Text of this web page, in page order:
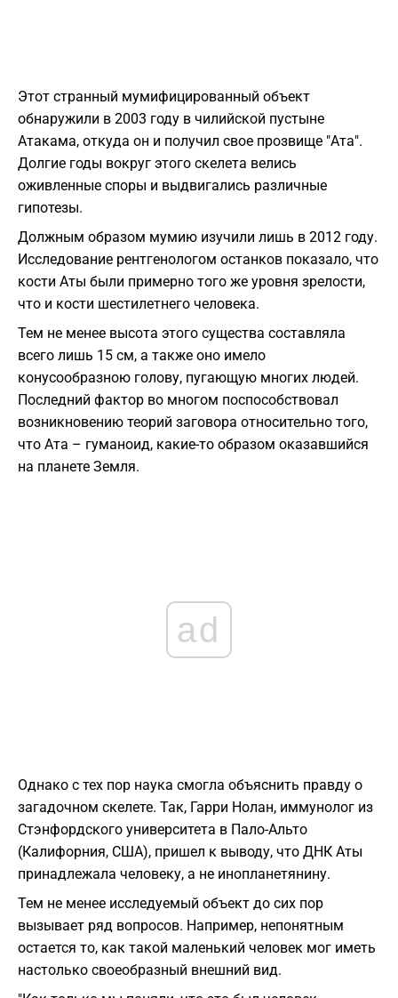
Этот странный мумифицированный объект
обнаружили в 2003 году в чилийской пустыне
Атакама, откуда он и получил свое прозвище "Ата".
Долгие годы вокруг этого скелета велись
оживленные споры и выдвигались различные
гипотезы.
Должным образом мумию изучили лишь в 2012 году.
Исследование рентгенологом останков показало, что
кости Аты были примерно того же уровня зрелости,
что и кости шестилетнего человека.
Тем не менее высота этого существа составляла
всего лишь 15 см, а также оно имело
конусообразною голову, пугающую многих людей.
Последний фактор во многом поспособствовал
возникновению теорий заговора относительно того,
что Ата – гуманоид, какие-то образом оказавшийся
на планете Земля.
ad
Однако с тех пор наука смогла объяснить правду о
загадочном скелете. Так, Гарри Нолан, иммунолог из
Стэнфордского университета в Пало-Альто
(Калифорния, США), пришел к выводу, что ДНК Аты
принадлежала человеку, а не инопланетянину.
Тем не менее исследуемый объект до сих пор
вызывает ряд вопросов. Например, непонятным
остается то, как такой маленький человек мог иметь
настолько своеобразный внешний вид.